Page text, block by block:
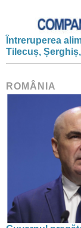
Întreruperea
Tilecuș,
ROMÂNIA